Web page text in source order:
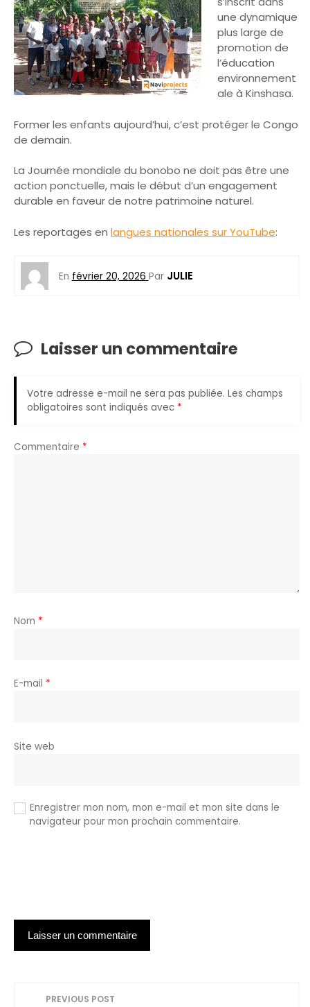
une dynamique
plus large de
promotion de
l’éducation
environnement
ale à Kinshasa.
Former les enfants aujourd’hui, c’est protéger le Congo
de demain.
La Journée mondiale du bonobo ne doit pas être une
action ponctuelle, mais le début d’un engagement
durable en faveur de notre patrimoine naturel.
Les reportages en langues nationales sur YouTube:
En février 20, 2026 Par JULIE
Laisser un commentaire
Votre adresse e-mail ne sera pas publiée. Les champs
obligatoires sont indiqués avec *
Commentaire *
Nom *
E-mail *
Site web
Enregistrer mon nom, mon e-mail et mon site dans le
navigateur pour mon prochain commentaire.
PREVIOUS POST